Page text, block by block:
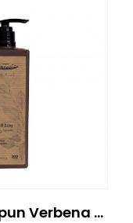
BOTANIKA Sapun Verbena And Bergamot 300ml – Invisible